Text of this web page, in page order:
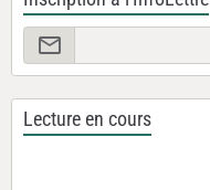
Lecture en cours